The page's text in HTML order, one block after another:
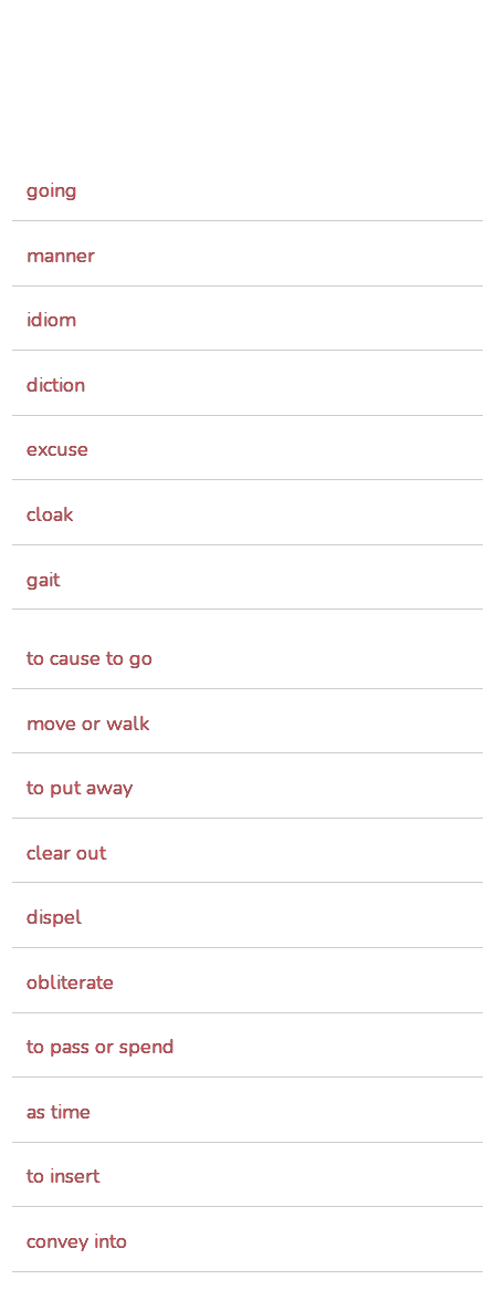
going
manner
idiom
diction
excuse
cloak
gait
to cause to go
move or walk
to put away
clear out
dispel
obliterate
to pass or spend
as time
to insert
convey into